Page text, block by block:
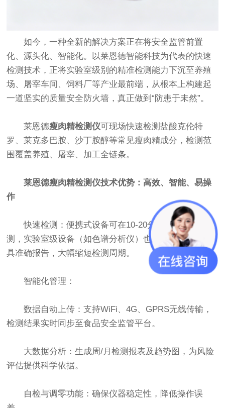
如今，一种全新的解决方案正在将安全监管前置
化、源头化、智能化。以莱恩德智能科技为代表的快速
检测技术，正将实验室级别的精准检测能力下沉至养殖
场、屠宰车间、饲料厂等产业最前端，从根本上构建起
一道坚实的质量安全防火墙，真正做到“防患于未然”。
莱恩德瘦肉精检测仪可现场快速检测盐酸克伦特
罗、莱克多巴胺、沙丁胺醇等常见瘦肉精成分，检测范
围覆盖养殖、屠宰、加工全链条。
莱恩德瘦肉精检测仪技术优势：高效、智能、易操
作
快速检测：便携式设备可在10-20分钟内完成单次检
测，实验室级设备（如色谱分析仪）也能在数小时内出
具准确报告，大幅缩短检测周期。
智能化管理：
数据自动上传：支持WiFi、4G、GPRS无线传输，
检测结果实时同步至食品安全监管平台。
大数据分析：生成周/月检测报表及趋势图，为风险
评估提供科学依据。
自检与调零功能：确保仪器稳定性，降低操作误